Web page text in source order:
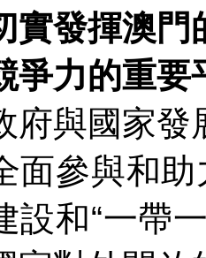
實發揮澳
爭力的重要
府與國家
面參與和助
設和“一帶